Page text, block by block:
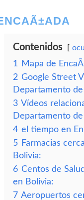
Contenidos
1
Mapa de
2 Google Street
Departamento
3 Vídeos
Departamento de
4 el tiempo en
5 Farmacias
Bolivia:
6 Centos de
en Bolivia:
7 Aeropuertos